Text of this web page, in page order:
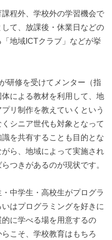
程外、学校外の学習機会で
て、放課後・休業日などの
地域ICTクラブ」などが挙
研修を受けてメンター（指
による教材を利用して、地
リ制作を教えていくという
シニア世代も対象となって
を共有することも目的とな
ら、地域によって実施され
つきがあるのが現状です。
中学生・高校生がプログラ
はプログラミングを好きに
に学べる場を用意するの
こそ、学校教育はもちろ